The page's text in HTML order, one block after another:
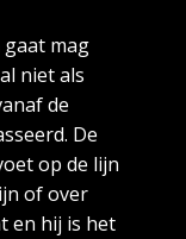
gaat mag
niet als
de
De
op de lijn
of over
en hij is het